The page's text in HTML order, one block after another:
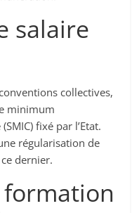
salaire
collectives,
minimum
fixé par l’Etat.
régularisation de
dernier.
formation